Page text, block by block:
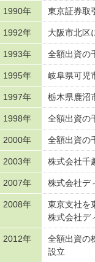
1990年 東京証券取
1992年 大阪市北区
1993年 全額出資の
1995年 岐阜県可児
1997年 栃木県鹿沼
1998年 全額出資の
2000年 全額出資の
2003年 株式会社千
2007年 株式会社デ
2008年
東京支社を
株式会社デ
2012年
全額出資の
設立